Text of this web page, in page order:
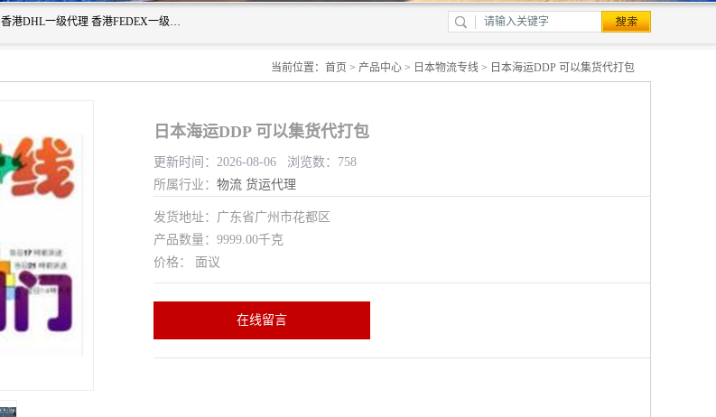
广州深圳东莞上海香港起运到日本各地日本专线快递物流，流通王，日本专线，香港DHL一级代理 香港FEDEX一级代理服务全球主要地区。我司各员工在国际物流行业经验超8年，热枕为各广大进口商与进口商提供优质服务.
当前位置： 首页 > 产品中心 > 日本物流专线 > 日本海运DDP 可以集货代打包
日本海运DDP 可以集货代打包
更新时间：2026-08-06 浏览数：758
所属行业： 物流 货运代理
发货地址：广东省广州市花都区
产品数量：9999.00千克
价格： 面议
在线留言